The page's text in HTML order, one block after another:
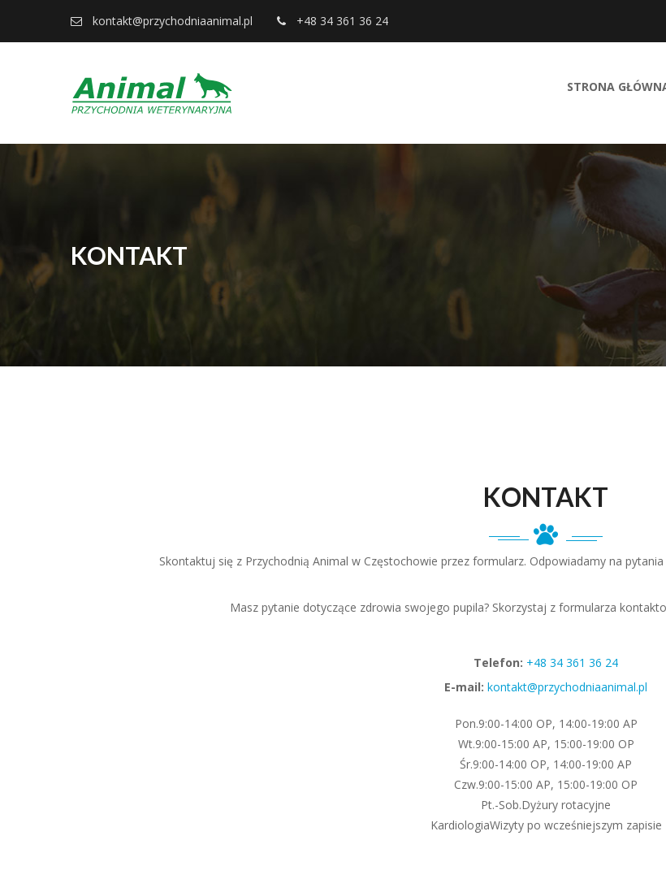
kontakt@przychodniaanimal.pl +48 34 361 36 24
STRONA
KONTAKT
KONTAKT
Skontaktuj się z Przychodnią Animal w Częstochowie przez formularz. Odpowiadamy na
Masz pytanie dotyczące zdrowia swojego pupila? Skorzystaj z formularza
Telefon: +48 34 361 36 24
E-mail: kontakt@przychodniaanimal.pl
Pon.9:00-14:00 OP, 14:00-19:00 AP
Wt.9:00-15:00 AP, 15:00-19:00 OP
Śr.9:00-14:00 OP, 14:00-19:00 AP
Czw.9:00-15:00 AP, 15:00-19:00 OP
Pt.-Sob.Dyżury rotacyjne
KardiologiaWizyty po wcześniejszym zapisie